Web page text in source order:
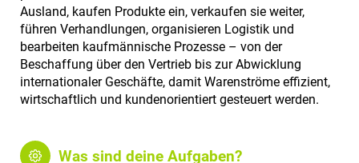
Ausland, kaufen Produkte ein, verkaufen sie weiter,
führen Verhandlungen, organisieren Logistik und
bearbeiten kaufmännische Prozesse – von der
Beschaffung über den Vertrieb bis zur Abwicklung
internationaler Geschäfte, damit Warenströme effizient,
wirtschaftlich und kundenorientiert gesteuert werden.
Was sind deine Aufgaben?